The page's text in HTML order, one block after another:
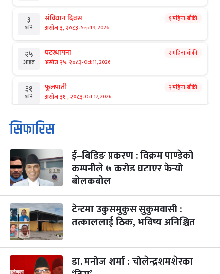
३
शनि
संविधान दिवस
असोज ३, २०८३-Sep 19, 2026
१ महिना बाँकी
२५
आइत
घटस्थापना
असोज २५, २०८३-Oct 11, 2026
२ महिना बाँकी
३१
शनि
फूलपाती
असोज ३१ , २०८३-Oct 17, 2026
२ महिना बाँकी
१
आइत
कार्तिक सङ्क्रान्ति
कार्तिक १, २०८३
३
मंगल
महानवमी
कार्तिक ३, २०८३-Oct 20, 2026
२ महिना बाँकी
४ विजयादशमी
५
बिहि
पापा‌ङ्कुशा एकादशी व्रत
कार्तिक ५, २०८३
२ महिना बाँकी
आइत
कुकुर तिहार
कार्तिक २२, २०८३- Nov 8, 2026
३ महिना बाँकी
सिफारिस
ई–बिडिङ प्रकरण : विक्रम पाण्डेको
कम्पनीले ७ करोड घटाएर फेर्‍यो
बोलकबोल
टेन्टमा उकुसमुकुस सुकुमवासी :
तत्काललाई ठिक, भविष्य अनिश्चित
डा. मनोज शर्मा : चोलेन्द्रशमशेरका